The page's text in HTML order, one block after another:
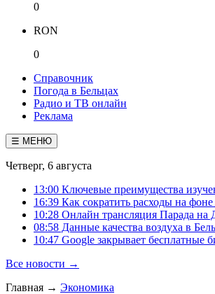
0
RON
0
Справочник
Погода в Бельцах
Радио и ТВ онлайн
Реклама
☰ МЕНЮ
Четверг, 6 августа
13:00 Ключевые преимущества
16:39 Как сократить расходы на
10:28 Онлайн трансляция Парада на
08:58 Данные качества воздуха в
10:47 Google закрывает бесплатные
Все новости →
Главная → Экономика